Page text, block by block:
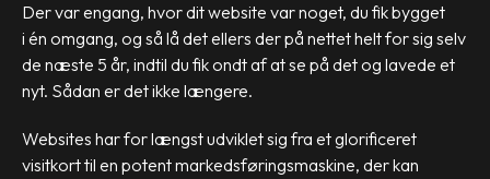
Der var engang, hvor dit website var noget, du fik bygget
i én omgang, og så lå det ellers der på nettet helt for sig selv
de næste 5 år, indtil du fik ondt af at se på det og lavede et
nyt. Sådan er det ikke længere.
Websites har for længst udviklet sig fra et glorificeret
visitkort til en potent markedsføringsmaskine, der kan